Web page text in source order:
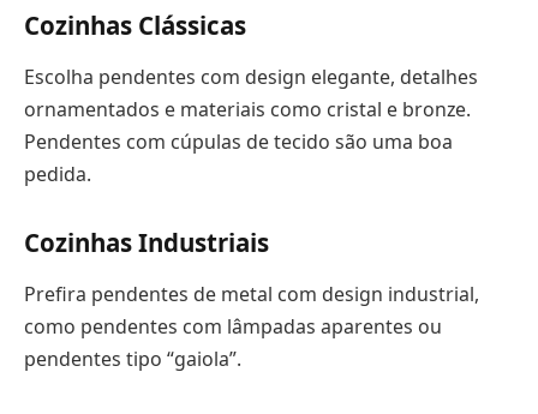
Cozinhas Clássicas
Escolha pendentes com design elegante, detalhes
ornamentados e materiais como cristal e bronze.
Pendentes com cúpulas de tecido são uma boa
pedida.
Cozinhas Industriais
Prefira pendentes de metal com design industrial,
como pendentes com lâmpadas aparentes ou
pendentes tipo “gaiola”.